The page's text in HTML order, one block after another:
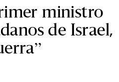
ministro
de Israel,